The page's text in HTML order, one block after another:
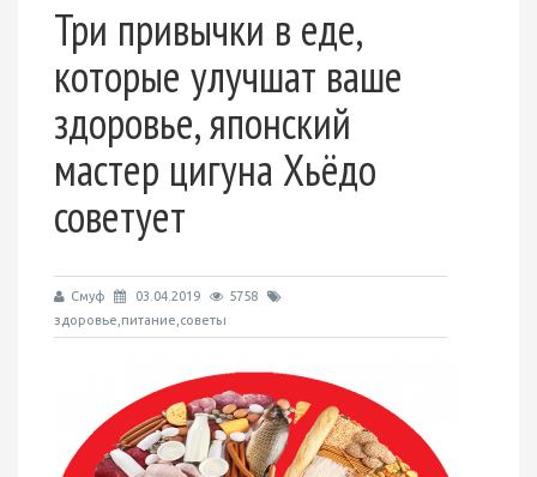
Три привычки в еде,
которые улучшат ваше
здоровье, японский
мастер цигуна Хьёдо
советует
Смуф 03.04.2019
5758
здоровье,питание,советы